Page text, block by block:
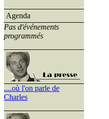
Agenda
Pas d'événements
programmés
....où l'on parle de
Charles